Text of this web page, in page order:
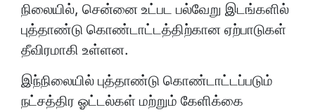
நிலையில், சென்னை உட்பட பல்வேறு இடங்களில்
புத்தாண்டு கொண்டாட்டத்திற்கான ஏற்பாடுகள்
தீவிரமாகி உள்ளன.
இந்நிலையில் புத்தாண்டு கொண்டாட்டப்படும்
நட்சத்திர ஓட்டல்கள் மற்றும் கேளிக்கை